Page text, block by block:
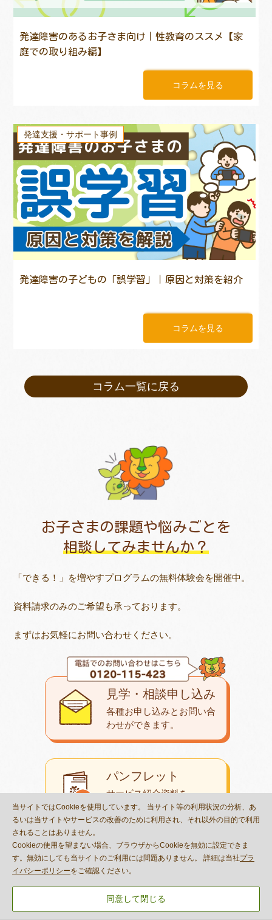
発達障害のあるお子さま向け｜性教育のススメ【家
庭での取り組み編】
コラムを見る
発達支援・サポート事例
発達障害の子どもの「誤学習」｜原因と対策を紹介
コラムを見る
コラム一覧に戻る
お子さまの課題や悩みごとを
相談してみませんか？
「できる！」を増やすプログラムの無料体験会を開催中。
資料請求のみのご希望も承っております。
まずはお気軽にお問い合わせください。
教室一覧
お住まいのエリアの
教室を検索できます。
パンフレット
サービス紹介資料を
ダウンロードできます。
見学・相談申し込み
各種お申し込みとお問い合
わせができます。
当サイトではCookieを使用しています。 当サイト等の利用状況の分析、あ
るいは当サイトやサービスの改善のために利用され、それ以外の目的で利用
されることはありません。
Cookieの使用を望まない場合、ブラウザからCookieを無効に設定できま
す。無効にしても当サイトのご利用には問題ありません。 詳細は当社プラ
イバシーポリシーをご確認ください。
同意して閉じる